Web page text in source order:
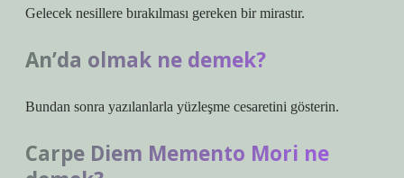
Gelecek nesillere bırakılması gereken bir mirastır.
An’da olmak ne demek?
Bundan sonra yazılanlarla yüzleşme cesaretini gösterin.
Carpe Diem Memento Mori ne